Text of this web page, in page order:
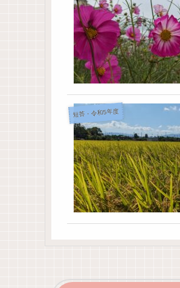
短答・令和5年度